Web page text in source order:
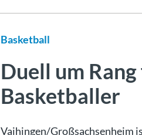
Basketball
Duell um
Basketballer
Vaihingen/Großsachsenheim